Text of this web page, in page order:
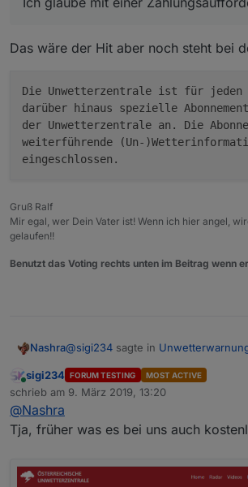
Das wäre der Hit aber noch steht bei
Die Unwetterzentrale ist für jeden
darüber hinaus spezielle
der Unwetterzentrale an. Die
weiterführende (Un-
Gruß Ralf
Mir egal, wer Dein Vater ist! Wenn ich hier angel,
gelaufen!!
Benutzt das Voting rechts unten im Beitrag wenn
Nashra@sigi234 sagte in
@Nashra
darüber hinaus spezielle
der Unwetterzentrale an.
Online
sigi234 FORUM TESTING MOST ACTIVE
schrieb am 9. März 2019, 13:20
zuletzt editiert von
@Nashra
Tja, früher was es bei uns auch